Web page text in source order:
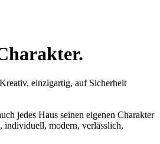
einzigartig, auf Sicherheit
jedes Haus seinen eigenen Charakter
individuell, modern, verlässlich,